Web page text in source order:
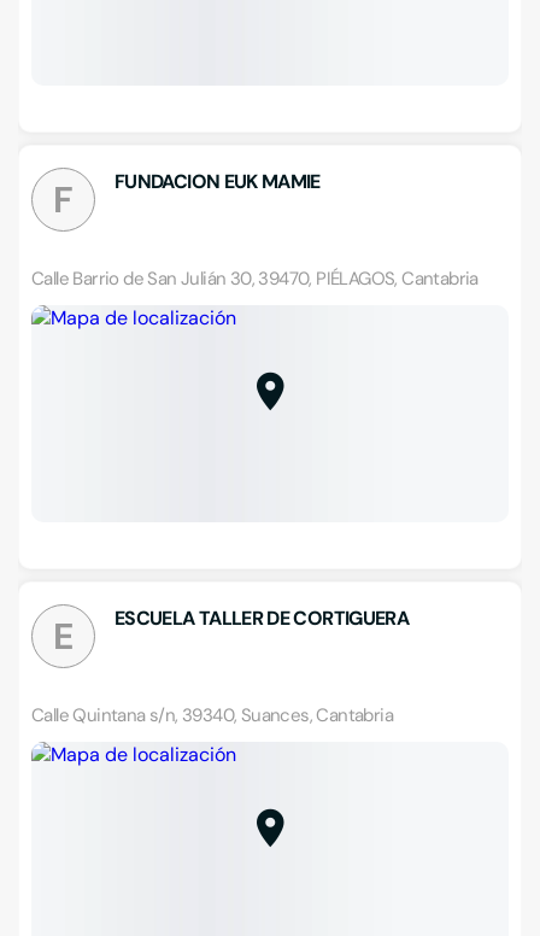
F FUNDACION EUK MAMIE
Calle Barrio de San Julián 30, 39470, PIÉLAGOS, Cantabria
E ESCUELA TALLER DE CORTIGUERA
Calle Quintana s/n, 39340, Suances, Cantabria